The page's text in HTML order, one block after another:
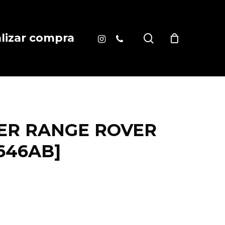
compra instagram
phone search
RANGE ROVER